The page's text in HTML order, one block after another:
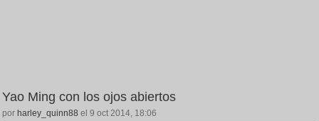
Yao Ming con los ojos abiertos
por harley_quinn88 el 9 oct 2014, 18:06